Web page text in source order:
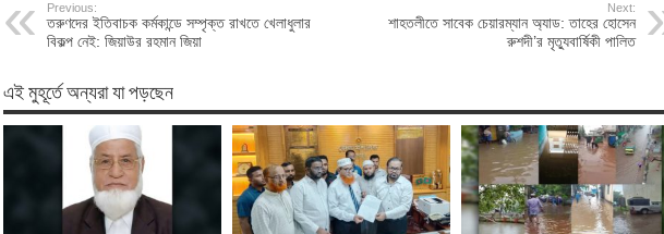
Previous:
তরুণদের ইতিবাচক কর্মকান্ডে সম্পৃক্ত রাখতে খেলাধুলার
বিকল্প নেই: জিয়াউর রহমান জিয়া
Next:
শাহতলীতে সাবেক চেয়ারম্যান অ্যাড: তাহের হোসেন
রুশদী’র মৃত্যুবার্ষিকী পালিত
এই মুহূর্তে অন্যরা যা পড়ছেন